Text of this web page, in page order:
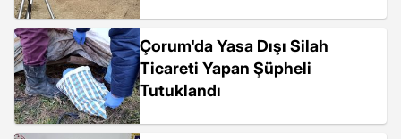
Çorum'da Yasa Dışı Silah
Ticareti Yapan Şüpheli
Tutuklandı